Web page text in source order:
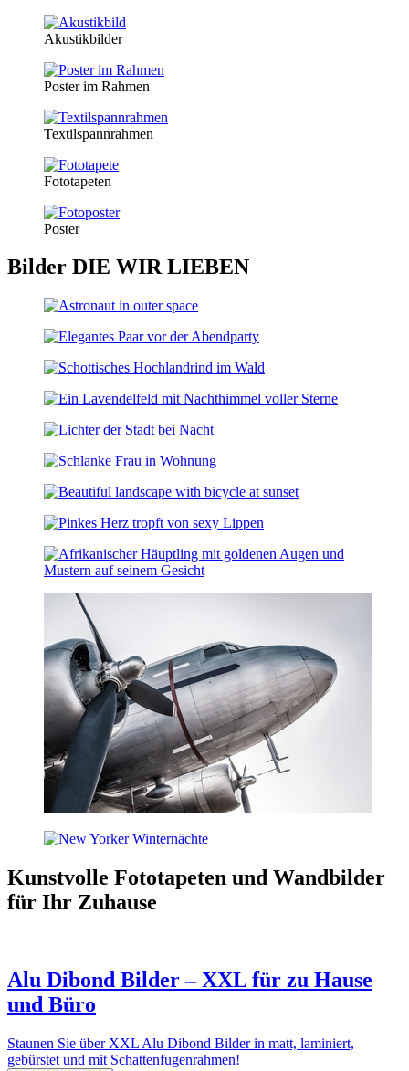
Akustikbilder
Poster im Rahmen
Textilspannrahmen
Fototapeten
Poster
Bilder DIE WIRLIEBEN
Kunstvolle Fototapeten und Wandbilder
für Ihr Zuhause
Alu Dibond Bilder – XXL für zu Hause
und Büro
Staunen Sie über XXL Alu Dibond Bilder in matt, laminiert,
gebürstet und mit Schattenfugenrahmen!